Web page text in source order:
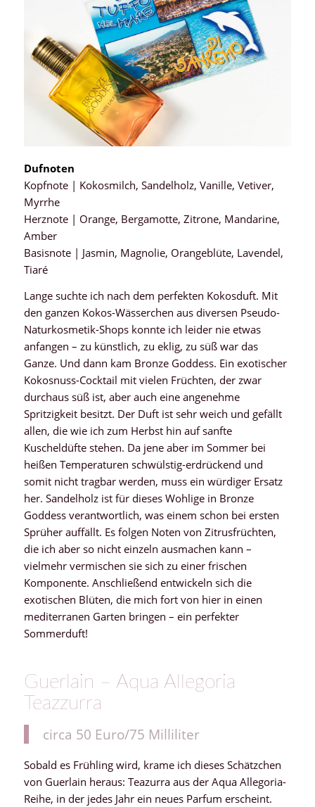
Dufnoten
Kopfnote | Kokosmilch, Sandelholz, Vanille, Vetiver,
Myrrhe
Herznote | Orange, Bergamotte, Zitrone, Mandarine,
Amber
Basisnote | Jasmin, Magnolie, Orangeblüte, Lavendel,
Tiaré
Lange suchte ich nach dem perfekten Kokosduft. Mit
den ganzen Kokos-Wässerchen aus diversen Pseudo-
Naturkosmetik-Shops konnte ich leider nie etwas
anfangen – zu künstlich, zu eklig, zu süß war das
Ganze. Und dann kam Bronze Goddess. Ein exotischer
Kokosnuss-Cocktail mit vielen Früchten, der zwar
durchaus süß ist, aber auch eine angenehme
Spritzigkeit besitzt. Der Duft ist sehr weich und gefällt
allen, die wie ich zum Herbst hin auf sanfte
Kuscheldüfte stehen. Da jene aber im Sommer bei
heißen Temperaturen schwülstig-erdrückend und
somit nicht tragbar werden, muss ein würdiger Ersatz
her. Sandelholz ist für dieses Wohlige in Bronze
Goddess verantwortlich, was einem schon bei ersten
Sprüher auffällt. Es folgen Noten von Zitrusfrüchten,
die ich aber so nicht einzeln ausmachen kann –
vielmehr vermischen sie sich zu einer frischen
Komponente. Anschließend entwickeln sich die
exotischen Blüten, die mich fort von hier in einen
mediterranen Garten bringen – ein perfekter
Sommerduft!
Guerlain – Aqua Allegoria
Teazzurra
circa 50 Euro/75 Milliliter
Sobald es Frühling wird, krame ich dieses Schätzchen
von Guerlain heraus: Teazurra aus der Aqua Allegoria-
Reihe, in der jedes Jahr ein neues Parfum erscheint.